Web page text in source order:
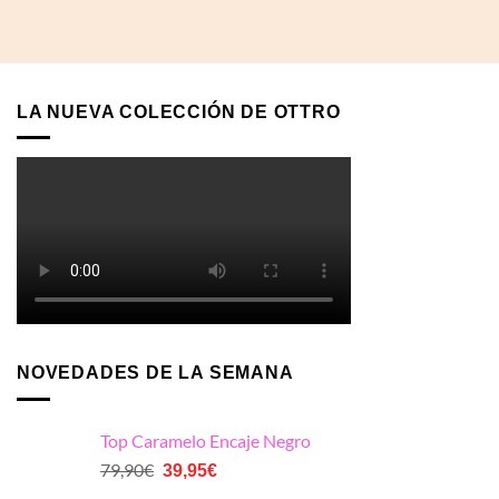
LA NUEVA COLECCIÓN DE OTTRO
NOVEDADES DE LA SEMANA
Top Caramelo Encaje Negro
79,90€ El
39,95€El